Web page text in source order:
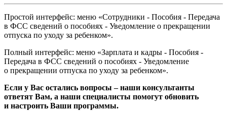
Простой интерфейс: меню «Сотрудники - Пособия - Передача
в ФСС сведений о пособиях - Уведомление о прекращении
отпуска по уходу за ребенком».
Полный интерфейс: меню «Зарплата и кадры - Пособия -
Передача в ФСС сведений о пособиях - Уведомление
о прекращении отпуска по уходу за ребенком».
Если у Вас остались вопросы – наши консультанты
ответят Вам, а наши специалисты помогут обновить
и настроить Ваши программы.